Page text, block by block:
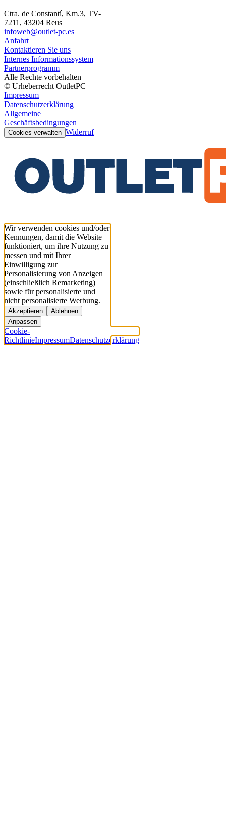
Ctra. de Constantí, Km.3, TV-
7211, 43204 Reus
infoweb@outlet-pc.es
Anfahrt
Kontaktieren Sie uns
Internes Informationssystem
Partnerprogramm
Alle Rechte vorbehalten
© Urheberrecht OutletPC
Impressum
Datenschutzerklärung
Allgemeine
Geschäftsbedingungen
Cookies verwalten Widerruf
Wir verwenden cookies und/oder
Kennungen, damit die Website
funktioniert, um ihre Nutzung zu
messen und mit Ihrer
Einwilligung zur
Personalisierung von Anzeigen
(einschließlich Remarketing)
sowie für personalisierte und
nicht personalisierte Werbung.
Akzeptieren
Ablehnen
Anpassen
Cookie-
RichtlinieImpressumDatenschutzerklärung